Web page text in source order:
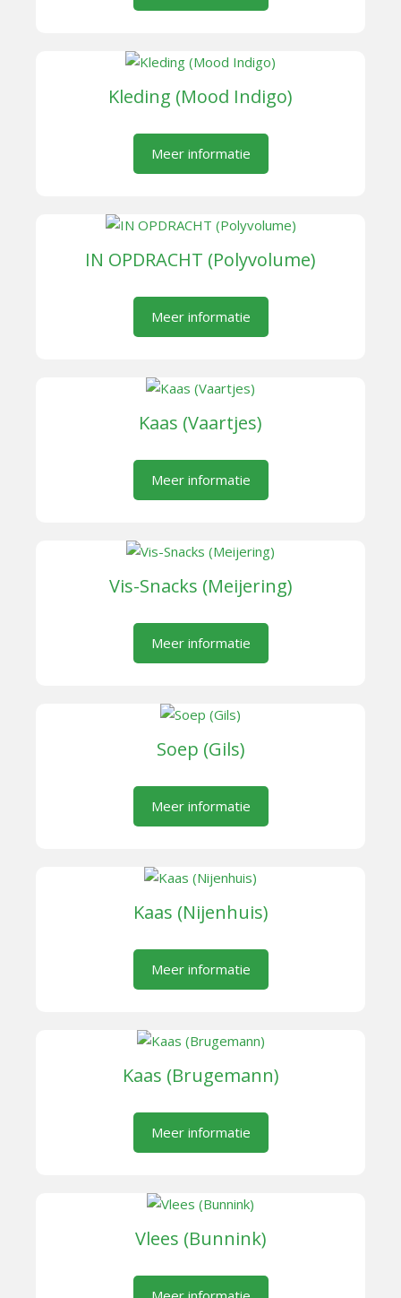
Kleding (Mood Indigo)
Meer informatie
IN OPDRACHT (Polyvolume)
Meer informatie
Kaas (Vaartjes)
Meer informatie
Vis-Snacks (Meijering)
Meer informatie
Soep (Gils)
Meer informatie
Kaas (Nijenhuis)
Meer informatie
Kaas (Brugemann)
Meer informatie
Vlees (Bunnink)